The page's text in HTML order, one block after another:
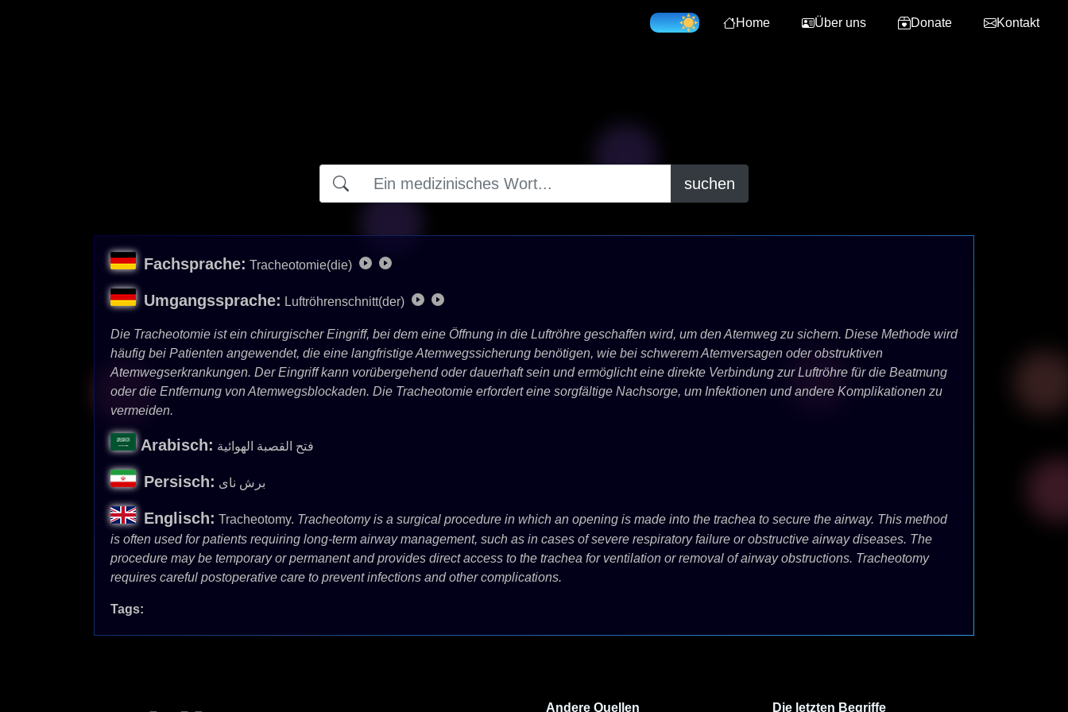
Home Über uns Donate Kontakt
suchen
Fachsprache: Tracheotomie(die)
Umgangssprache: Luftröhrenschnitt(der)
Die Tracheotomie ist ein chirurgischer Eingriff, bei dem eine Öffnung in die Luftröhre geschaffen wird, um den Atemweg zu sichern. Diese Methode wird
häufig bei Patienten angewendet, die eine langfristige Atemwegssicherung benötigen, wie bei schwerem Atemversagen oder obstruktiven
Atemwegserkrankungen. Der Eingriff kann vorübergehend oder dauerhaft sein und ermöglicht eine direkte Verbindung zur Luftröhre für die Beatmung
oder die Entfernung von Atemwegsblockaden. Die Tracheotomie erfordert eine sorgfältige Nachsorge, um Infektionen und andere Komplikationen zu
vermeiden.
Arabisch: فتح القصبة الهوائية
Persisch: برش نای
Englisch: Tracheotomy. Tracheotomy is a surgical procedure in which an opening is made into the trachea to secure the airway. This method
is often used for patients requiring long-term airway management, such as in cases of severe respiratory failure or obstructive airway diseases. The
procedure may be temporary or permanent and provides direct access to the trachea for ventilation or removal of airway obstructions. Tracheotomy
requires careful postoperative care to prevent infections and other complications.
Tags:
Andere Quellen Die letzten Begriffe